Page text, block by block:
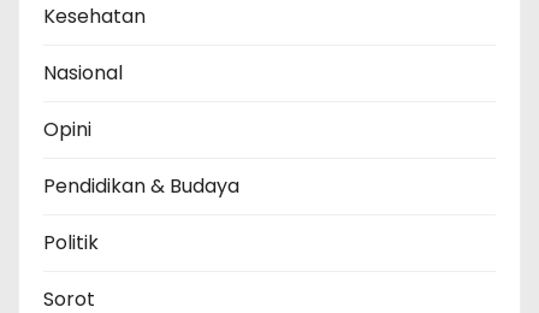
Kesehatan
Nasional
Opini
Pendidikan & Budaya
Politik
Sorot